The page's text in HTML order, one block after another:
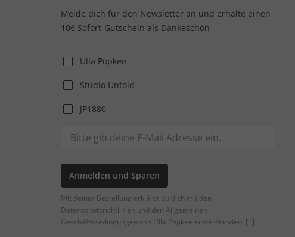
Melde dich für den Newsletter an und erhalte einen
10€ Sofort-Gutschein als Dankeschön
Ulla Popken
Studio Untold
JP1880
Anmelden und Sparen
Mit deiner Bestellung erklärst du dich mit den
Datenschutzrichtlinien und den Allgemeinen
Geschäftsbedingungen von Ulla Popken einverstanden. [+]